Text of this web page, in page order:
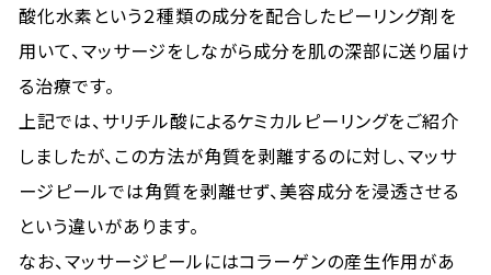
酸化水素という２種類の成分を配合したピーリング剤を
用いて、マッサージをしながら成分を肌の深部に送り届け
る治療です。
上記では、サリチル酸によるケミカルピーリングをご紹介
しましたが、この方法が角質を剥離するのに対し、マッサ
ージピールでは角質を剥離せず、美容成分を浸透させる
という違いがあります。
なお、マッサージピールにはコラーゲンの産生作用があ